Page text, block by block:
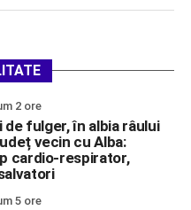
2 ore
de fulger, în albia râului
vecin cu Alba:
cardio-respirator,
5 ore